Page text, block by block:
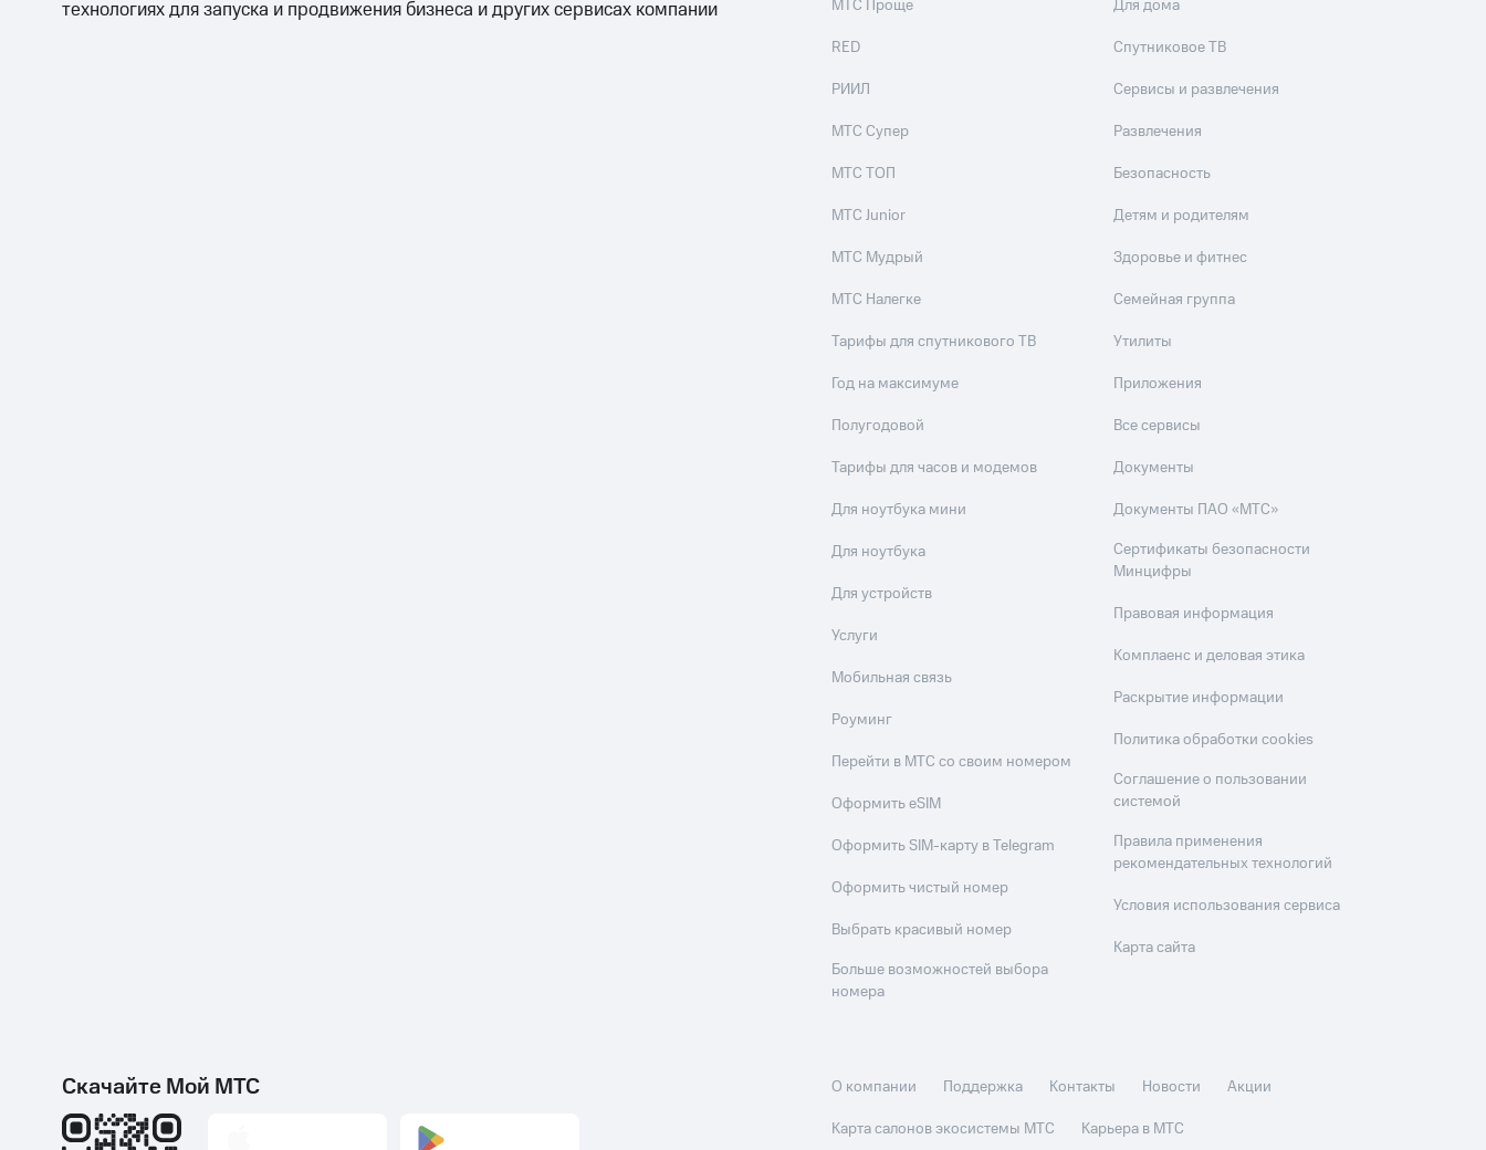
технологиях для запуска и продвижения бизнеса и других сервисах компании
МТС Проще
RED
РИИЛ
МТС Супер
МТС ТОП
МТС Junior
МТС Мудрый
МТС Налегке
Тарифы для спутникового ТВ
Год на максимуме
Полугодовой
Тарифы для часов и модемов
Для ноутбука мини
Для ноутбука
Для устройств
Услуги
Мобильная связь
Роуминг
Перейти в МТС со своим номером
Оформить eSIM
Оформить SIM-карту в Telegram
Оформить чистый номер
Выбрать красивый номер
Больше возможностей выбора
номера
Для дома
Спутниковое ТВ
Сервисы и развлечения
Развлечения
Безопасность
Детям и родителям
Здоровье и фитнес
Семейная группа
Утилиты
Приложения
Все сервисы
Документы
Документы ПАО «МТС»
Сертификаты безопасности
Минцифры
Правовая информация
Комплаенс и деловая этика
Раскрытие информации
Политика обработки cookies
Соглашение о пользовании
системой
Правила применения
рекомендательных технологий
Условия использования сервиса
Карта сайта
Скачайте Мой МТС О компании Поддержка Контакты Новости
Акции
Карта салонов экосистемы МТС
Карьера в МТС